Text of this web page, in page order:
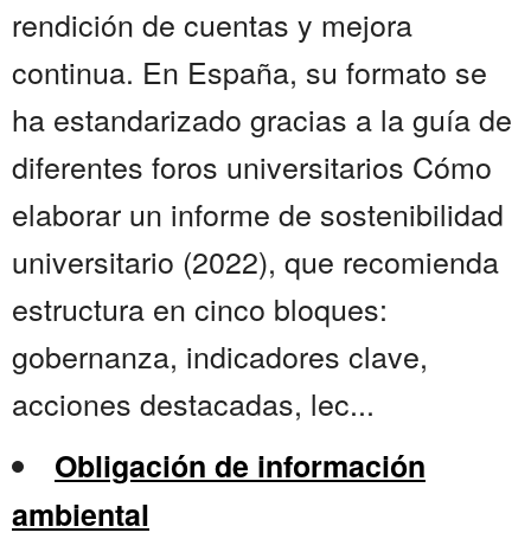
rendición de cuentas y mejora
continua. En España, su formato se
ha estandarizado gracias a la guía de
diferentes foros universitarios Cómo
elaborar un informe de sostenibilidad
universitario (2022), que recomienda
estructura en cinco bloques:
gobernanza, indicadores clave,
acciones destacadas, lec...
Obligación de información
ambiental